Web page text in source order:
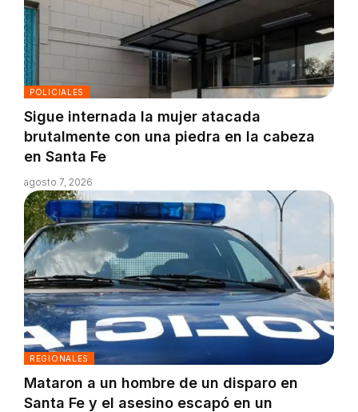
POLICIALES
Sigue internada la mujer atacada
brutalmente con una piedra en la cabeza
en Santa Fe
agosto 7, 2026
REGIONALES
Mataron a un hombre de un disparo en
Santa Fe y el asesino escapó en un